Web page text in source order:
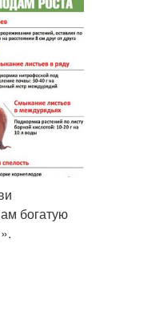
богатую